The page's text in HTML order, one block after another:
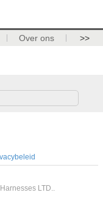
Over ons >>
LTD..